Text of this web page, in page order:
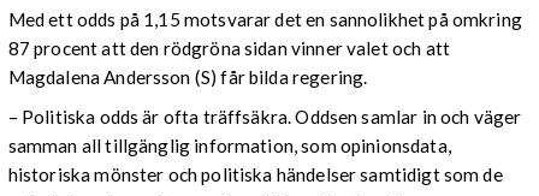
Med ett odds på 1,15 motsvarar det en sannolikhet på omkring
87 procent att den rödgröna sidan vinner valet och att
Magdalena Andersson (S) får bilda regering.
– Politiska odds är ofta träffsäkra. Oddsen samlar in och väger
samman all tillgänglig information, som opinionsdata,
historiska mönster och politiska händelser samtidigt som de